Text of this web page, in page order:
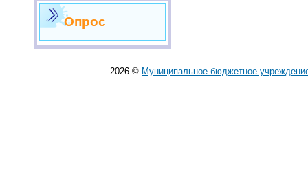
Опрос
2026 © Муниципальное бюджетное